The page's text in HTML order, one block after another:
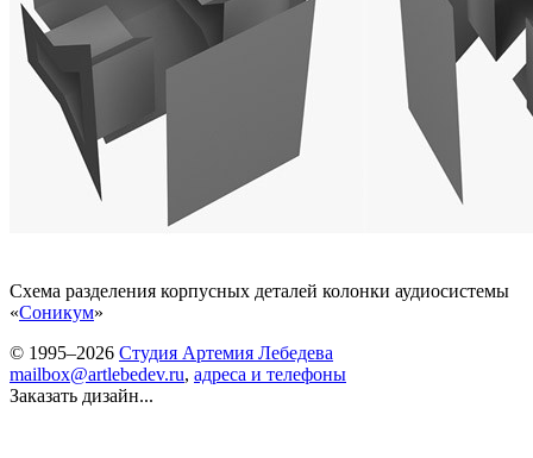
Схема разделения корпусных деталей колонки аудиосистемы
«Соникум»
© 1995–2026 Студия Артемия Лебедева
mailbox@artlebedev.ru, адреса и телефоны
Заказать дизайн...